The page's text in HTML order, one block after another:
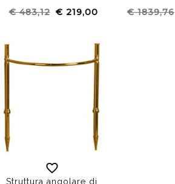
€ 483,12 € 219,00 € 1839,76
Struttura angolare di